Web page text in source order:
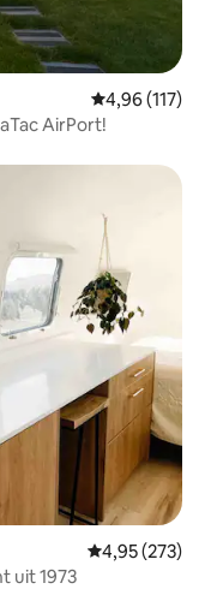
Gemiddelde
4,96 (117)
AirPort!
Gemiddelde
4,95 (273)
uit 1973